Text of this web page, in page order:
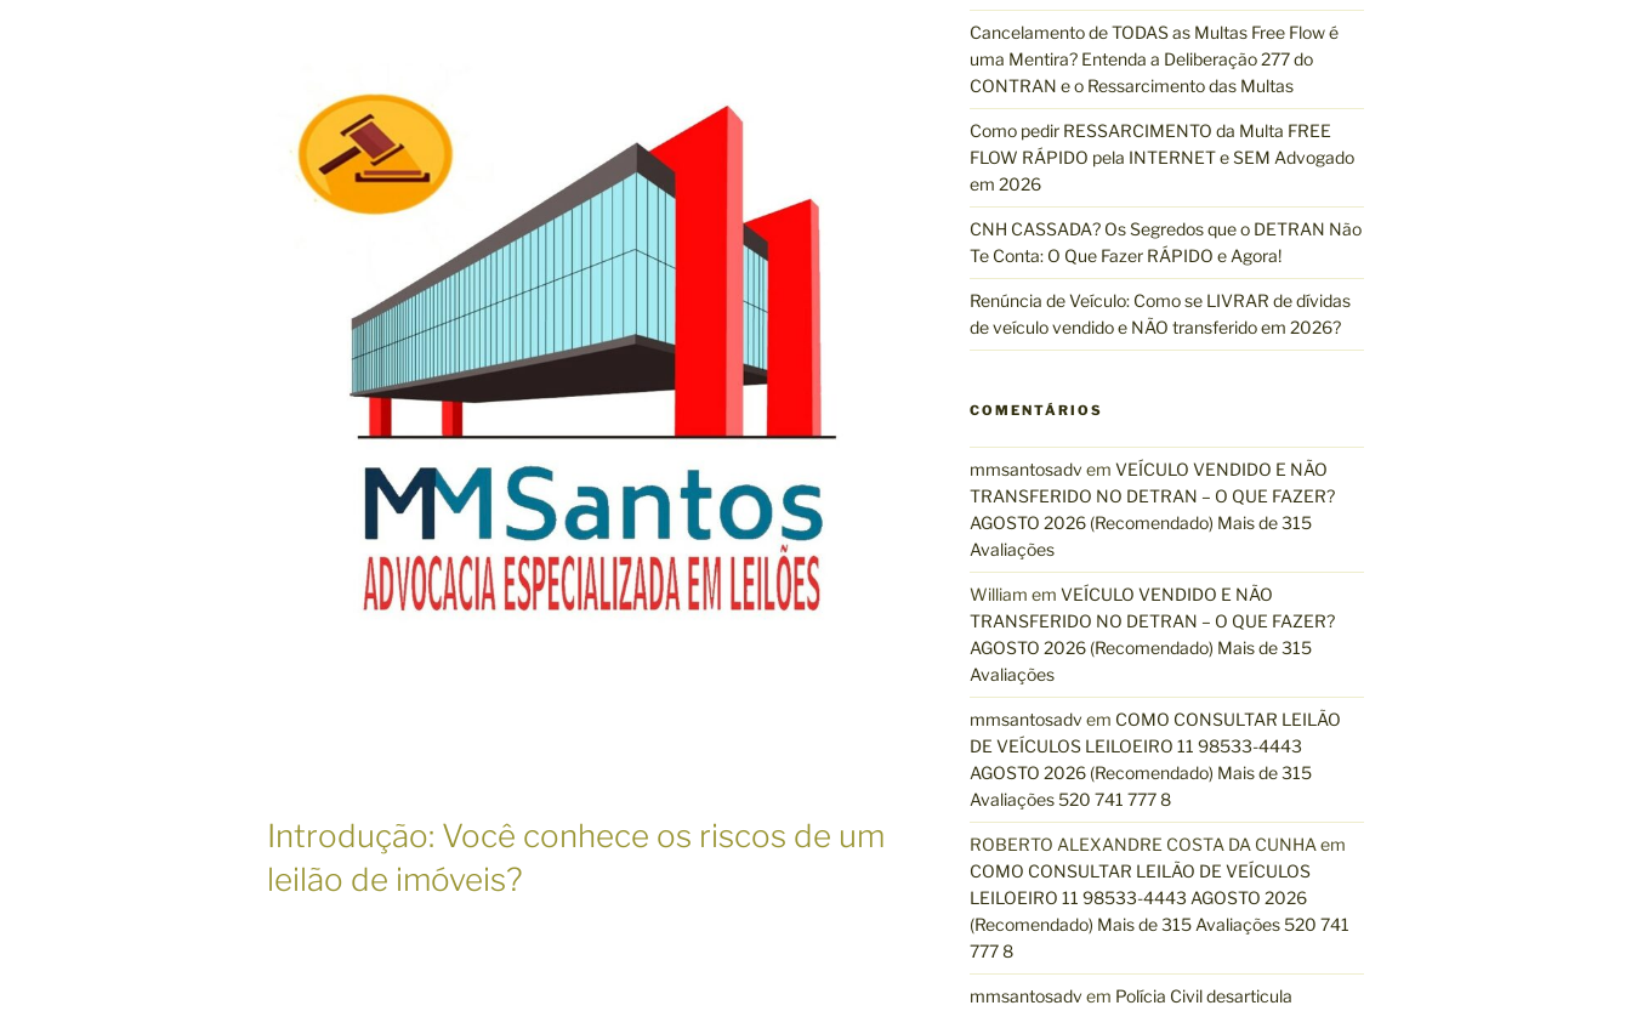
Introdução: Você conhece os riscos de um
leilão de imóveis?
p
o
r
:
r
Cancelamento de TODAS as Multas Free Flow é
uma Mentira? Entenda a Deliberação 277 do
CONTRAN e o Ressarcimento das Multas
Como pedir RESSARCIMENTO da Multa FREE
FLOW RÁPIDO pela INTERNET e SEM Advogado
em 2026
CNH CASSADA? Os Segredos que o DETRAN Não
Te Conta: O Que Fazer RÁPIDO e Agora!
Renúncia de Veículo: Como se LIVRAR de dívidas
de veículo vendido e NÃO transferido em 2026?
COMENTÁRIOS
mmsantosadv em VEÍCULO VENDIDO E NÃO
TRANSFERIDO NO DETRAN – O QUE FAZER?
AGOSTO 2026 (Recomendado) Mais de 315
Avaliações
William em VEÍCULO VENDIDO E NÃO
TRANSFERIDO NO DETRAN – O QUE FAZER?
AGOSTO 2026 (Recomendado) Mais de 315
Avaliações
mmsantosadv em COMO CONSULTAR LEILÃO
DE VEÍCULOS LEILOEIRO 11 98533-4443
AGOSTO 2026 (Recomendado) Mais de 315
Avaliações 520 741 777 8
ROBERTO ALEXANDRE COSTA DA CUNHA em
COMO CONSULTAR LEILÃO DE VEÍCULOS
LEILOEIRO 11 98533-4443 AGOSTO 2026
(Recomendado) Mais de 315 Avaliações 520 741
777 8
mmsantosadv em Polícia Civil desarticula